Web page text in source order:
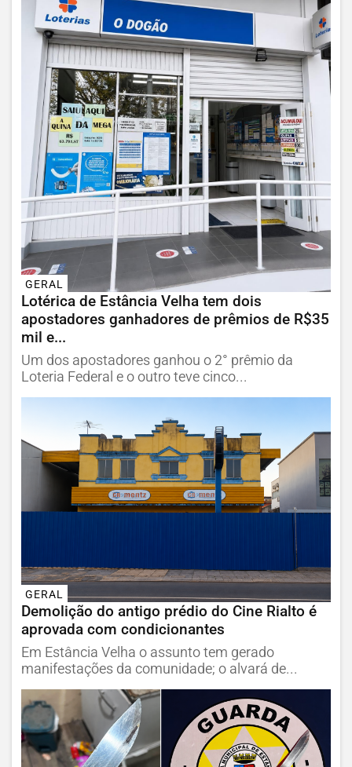
GERAL
Lotérica de Estância Velha tem dois
apostadores ganhadores de prêmios de R$35
mil e...
Um dos apostadores ganhou o 2° prêmio da
Loteria Federal e o outro teve cinco...
GERAL
Demolição do antigo prédio do Cine Rialto é
aprovada com condicionantes
Em Estância Velha o assunto tem gerado
manifestações da comunidade; o alvará de...